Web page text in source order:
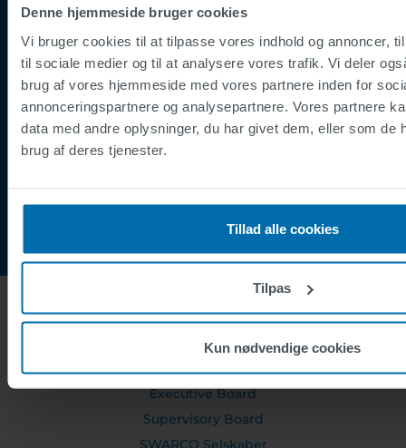
Denne hjemmeside bruger cookies
Vi bruger cookies til at tilpasse vores indhold og annoncer,
til sociale medier og til at analysere vores trafik. Vi deler
brug af vores hjemmeside med vores partnere inden for
annonceringspartnere og analysepartnere. Vores partnere
data med andre oplysninger, du har givet dem, eller som de
brug af deres tjenester.
Tillad alle cookies
Tilpas
Kun nødvendige cookies
Security Incident Report
Speak Up Channel
Kontakt
Order Tracking
OM OS
Executive Board
Supervisory Board